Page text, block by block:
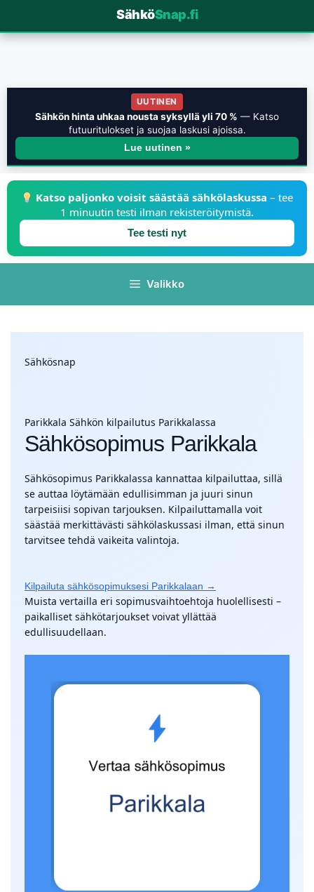
SähköSnap.fi
UUTINEN
Sähkön hinta uhkaa nousta syksyllä yli 70 % — Katso
futuuritulokset ja suojaa laskusi ajoissa.
Lue uutinen »
Katso paljonko voisit säästää sähkölaskussa – tee
1 minuutin testi ilman rekisteröitymistä.
Tee testi nyt
Valikko
Sähkösnap
Parikkala Sähkön kilpailutus Parikkalassa
Sähkösopimus Parikkala
Sähkösopimus Parikkalassa kannattaa kilpailuttaa, sillä
se auttaa löytämään edullisimman ja juuri sinun
tarpeisiisi sopivan tarjouksen. Kilpailuttamalla voit
säästää merkittävästi sähkölaskussasi ilman, että sinun
tarvitsee tehdä vaikeita valintoja.
Kilpailuta sähkösopimuksesi Parikkalaan →
Muista vertailla eri sopimusvaihtoehtoja huolellisesti –
paikalliset sähkötarjoukset voivat yllättää
edullisuudellaan.